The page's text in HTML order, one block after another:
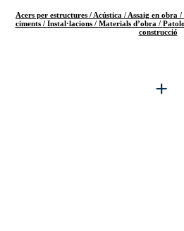
Acers per estructures / Acústica / Assaig en obra /
ciments / Instal·lacions / Materials d’obra /
construcció
+